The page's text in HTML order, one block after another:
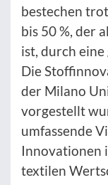
bestechen
bis 50 %, der
ist, durch
Die
der Milano
vorgestellt
umfassende
Innovationen
textilen